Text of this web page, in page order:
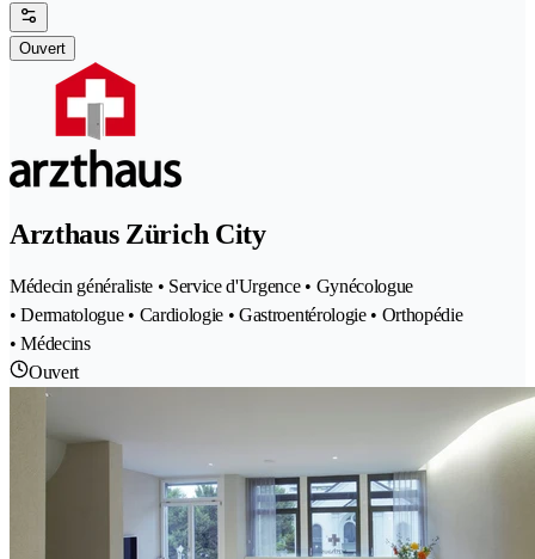
Ouvert
Arzthaus Zürich City
Médecin généraliste • Service d'Urgence • Gynécologue
• Dermatologue • Cardiologie • Gastroentérologie • Orthopédie
• Médecins
Ouvert